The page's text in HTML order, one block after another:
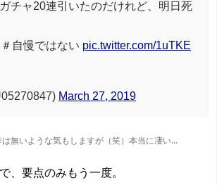
チャ20連引いたのだけれど、明日死
自慢ではない pic.twitter.com/1uTKE
March 27, 2019
無いような気もしますが（笑）本当に凄い…
、要点のみもう一度。